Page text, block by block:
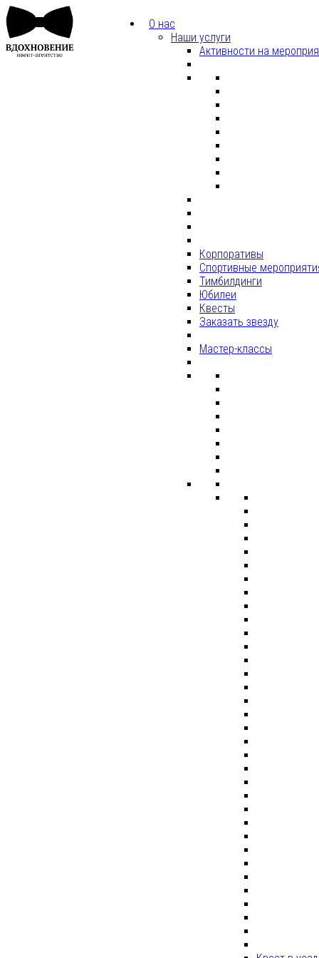
О нас
Наши услуги
Активности на
Корпоративы
Спортивные
Тимбилдинги
Юбилеи
Квесты
Заказать звезду
Мастер-классы